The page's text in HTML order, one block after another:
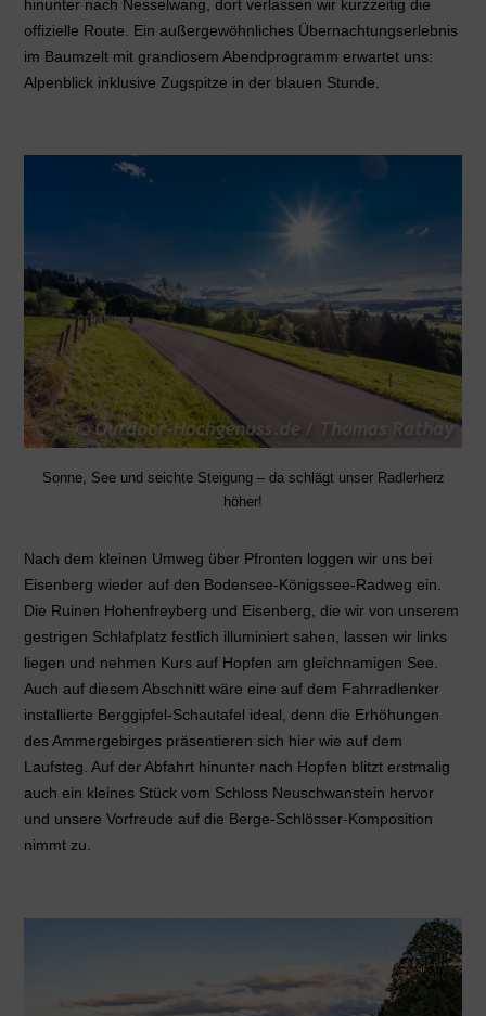
hinunter nach Nesselwang, dort verlassen wir kurzzeitig die
offizielle Route. Ein außergewöhnliches Übernachtungserlebnis
im Baumzelt mit grandiosem Abendprogramm erwartet uns:
Alpenblick inklusive Zugspitze in der blauen Stunde.
Sonne, See und seichte Steigung – da schlägt unser Radlerherz
höher!
Nach dem kleinen Umweg über Pfronten loggen wir uns bei
Eisenberg wieder auf den Bodensee-Königssee-Radweg ein.
Die Ruinen Hohenfreyberg und Eisenberg, die wir von unserem
gestrigen Schlafplatz festlich illuminiert sahen, lassen wir links
liegen und nehmen Kurs auf Hopfen am gleichnamigen See.
Auch auf diesem Abschnitt wäre eine auf dem Fahrradlenker
installierte Berggipfel-Schautafel ideal, denn die Erhöhungen
des Ammergebirges präsentieren sich hier wie auf dem
Laufsteg. Auf der Abfahrt hinunter nach Hopfen blitzt erstmalig
auch ein kleines Stück vom Schloss Neuschwanstein hervor
und unsere Vorfreude auf die Berge-Schlösser-Komposition
nimmt zu.